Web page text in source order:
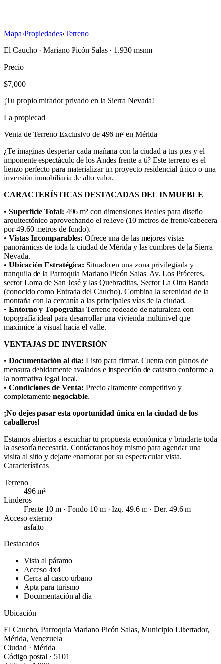
Mapa›Propiedades›Terreno
El Caucho · Mariano Picón Salas · 1.930 msnm
Precio
$7,000
¡Tu propio mirador privado en la Sierra Nevada!
La propiedad
Venta de Terreno Exclusivo de 496 m² en Mérida
¿Te imaginas despertar cada mañana con la ciudad a tus pies y el
imponente espectáculo de los Andes frente a ti? Este terreno es el
lienzo perfecto para materializar un proyecto residencial único o una
inversión inmobiliaria de alto valor.
CARACTERÍSTICAS DESTACADAS DEL INMUEBLE
• Superficie Total: 496 m² con dimensiones ideales para diseño
arquitectónico aprovechando el relieve (10 metros de frente/cabecera
por 49.60 metros de fondo).
• Vistas Incomparables: Ofrece una de las mejores vistas
panorámicas de toda la ciudad de Mérida y las cumbres de la Sierra
Nevada.
• Ubicación Estratégica: Situado en una zona privilegiada y
tranquila de la Parroquia Mariano Picón Salas: Av. Los Próceres,
sector Loma de San José y las Quebraditas, Sector La Otra Banda
(conocido como Entrada del Caucho). Combina la serenidad de la
montaña con la cercanía a las principales vías de la ciudad.
• Entorno y Topografía: Terreno rodeado de naturaleza con
topografía ideal para desarrollar una vivienda multinivel que
maximice la visual hacia el valle.
VENTAJAS DE INVERSIÓN
• Documentación al día: Listo para firmar. Cuenta con planos de
mensura debidamente avalados e inspección de catastro conforme a
la normativa legal local.
• Condiciones de Venta: Precio altamente competitivo y
completamente negociable.
¡No dejes pasar esta oportunidad única en la ciudad de los
caballeros!
Estamos abiertos a escuchar tu propuesta económica y brindarte toda
la asesoría necesaria. Contáctanos hoy mismo para agendar una
visita al sitio y dejarte enamorar por su espectacular vista.
Características
Terreno
496 m²
Linderos
Frente 10 m · Fondo 10 m · Izq. 49.6 m · Der. 49.6 m
Acceso externo
asfalto
Destacados
Vista al páramo
Acceso 4x4
Cerca al casco urbano
Apta para turismo
Documentación al día
Ubicación
El Caucho, Parroquia Mariano Picón Salas, Municipio Libertador,
Mérida, Venezuela
Ciudad · Mérida
Código postal · 5101